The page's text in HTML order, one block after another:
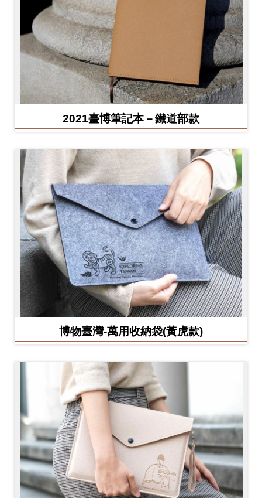
2021臺博筆記本－鐵道部款
博物臺灣-萬用收納袋(黃虎款)